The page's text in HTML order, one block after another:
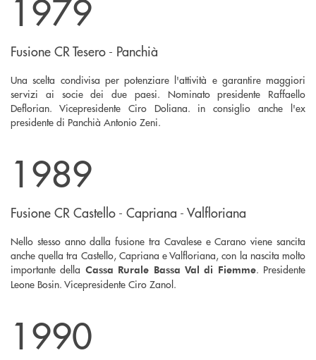
1979
Fusione CR Tesero - Panchià
Una scelta condivisa per potenziare l'attività e garantire maggiori
servizi ai socie dei due paesi. Nominato presidente Raffaello
Deflorian. Vicepresidente Ciro Doliana. in consiglio anche l'ex
presidente di Panchià Antonio Zeni.
1989
Fusione CR Castello - Capriana - Valfloriana
Nello stesso anno dalla fusione tra Cavalese e Carano viene sancita
anche quella tra Castello, Capriana e Valfloriana, con la nascita molto
importante della Cassa Rurale Bassa Val di Fiemme. Presidente
Leone Bosin. Vicepresidente Ciro Zanol.
1990